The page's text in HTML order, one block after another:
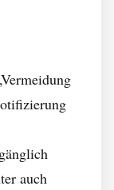
auch